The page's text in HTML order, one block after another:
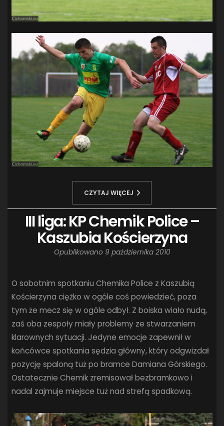
CZYTAJ WIĘCEJ
III liga: KP Chemik Police –
Kaszubia Kościerzyna
Opublikowano 9 października 2010
O sobotnim spotkaniu Chemika Police z Kaszubią
Kościerzyna ciężko w ogóle coś powiedzieć, poza
tym że mecz się w ogóle odbył. Z boiska wiało nudą,
zaś oba zespoły miały problemy ze stwarzaniem
klarownych sytuacji. Jedyne emocje zapewnił w
końcówce spotkania sędzia główny, który odgwizdał
pozycję spaloną tuż po bramce Damiana Górskiego.
Ostatecznie Chemik zremisował bezbramkowo i
nadal zajmuje miejsce tuż nad strefą spadkową.